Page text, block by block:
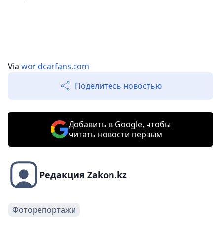
Via worldcarfans.com
Поделитесь новостью
Добавить в Google, чтобы
читать новости первым
Редакция Zakon.kz
Фоторепортажи